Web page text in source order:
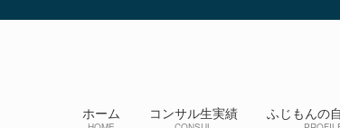
ホーム コンサル生実績 ふじもんの